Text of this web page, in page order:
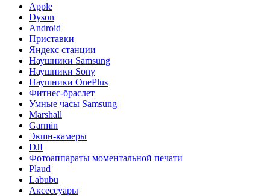
Apple
Dyson
Android
Приставки
Яндекс станции
Наушники Samsung
Наушники Sony
Наушники OnePlus
Фитнес-браслет
Умные часы Samsung
Marshall
Garmin
Экшн-камеры
DJI
Фотоаппараты моментальной печати
Plaud
Labubu
Аксессуары